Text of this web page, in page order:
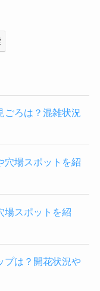
ごろは？混雑状況
穴場スポットを紹
場スポットを紹
プは？開花状況や